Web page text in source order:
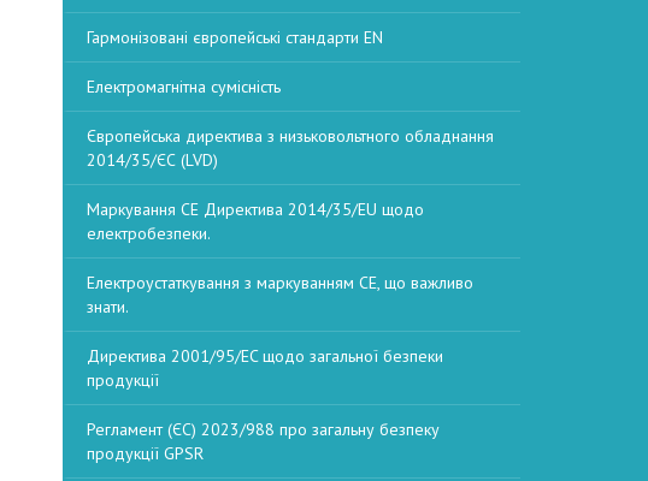
Гармонізовані європейські стандарти EN
Електромагнітна сумісність
Європейська директива з низьковольтного обладнання
2014/35/ЄС (LVD)
Маркування CE Директива 2014/35/EU щодо
електробезпеки.
Електроустаткування з маркуванням CE, що важливо
знати.
Директива 2001/95/EC щодо загальної безпеки
продукції
Регламент (ЄС) 2023/988 про загальну безпеку
продукції GPSR